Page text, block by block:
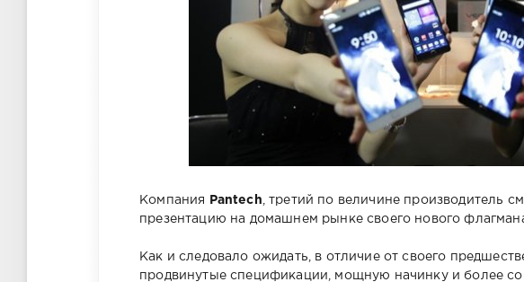
Компания Pantech , третий по величине производитель
презентацию на домашнем рынке своего нового
Как и следовало ожидать, в отличие от своего
продвинутые спецификации, мощную начинку и более